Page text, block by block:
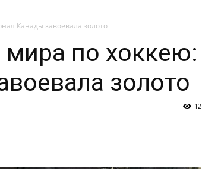
Канады завоевала золото
мира по хоккею:
золото
12